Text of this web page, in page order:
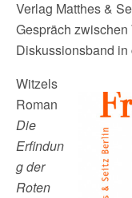
Verlag Matthes &
Gespräch
Diskussionsband in
Witzels
Roman
Die
Erfindun
g der
Roten